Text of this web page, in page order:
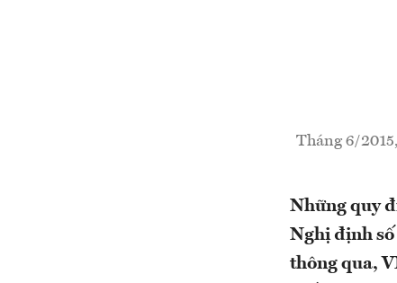
Tháng 6/
Những quy
Nghị định số
thông qua,